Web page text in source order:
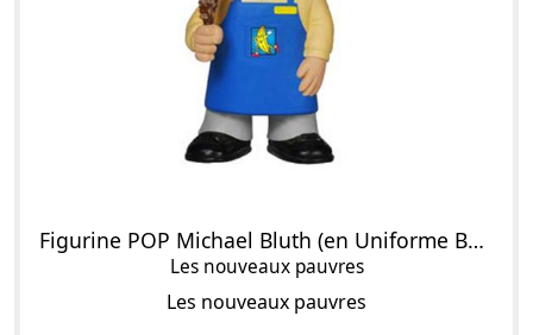
Figurine POP Michael Bluth (en Uniforme Banana Stand)
Les nouveaux pauvres
Les nouveaux pauvres